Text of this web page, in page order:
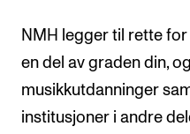
NMH legger til rette
en del av graden din,
musikkutdanninger
institusjoner i andre